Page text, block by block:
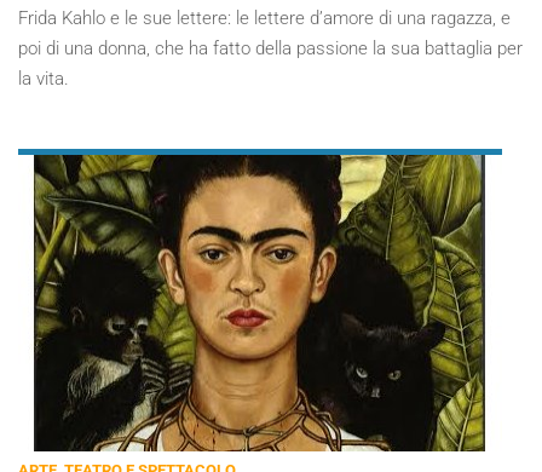
Frida Kahlo e le sue lettere: le lettere d’amore di una ragazza, e
poi di una donna, che ha fatto della passione la sua battaglia per
la vita.